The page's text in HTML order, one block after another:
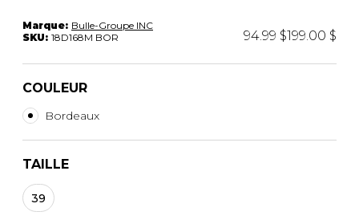
Marque: Bulle-Groupe INC
SKU: 18D168M BOR 94.99 $199.00 $
COULEUR
Bordeaux
TAILLE
39